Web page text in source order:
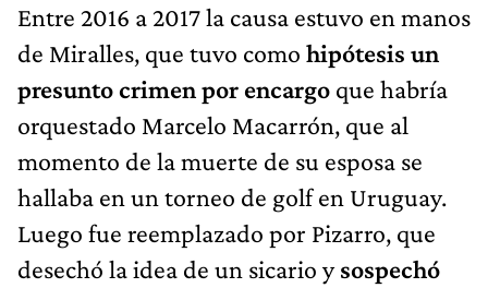
Entre 2016 a 2017 la causa estuvo en manos
de Miralles, que tuvo como hipótesis un
presuntocrimen por encargo que habría
orquestado Marcelo Macarrón, que al
momento de la muerte de su esposa se
hallaba en un torneo de golf en Uruguay.
Luego fue reemplazado por Pizarro, que
desechó la idea de un sicario ysospechó